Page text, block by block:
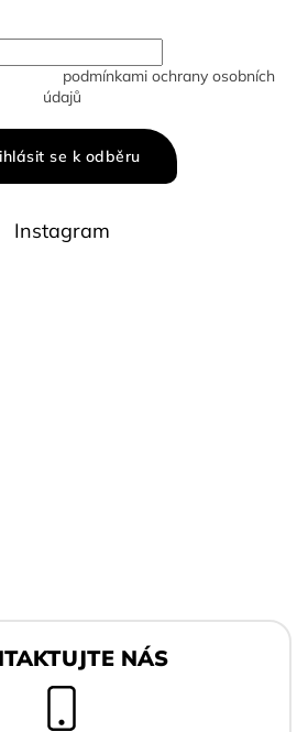
podmínkami ochrany osobních
údajů
se k odběru
Instagram
NÁS